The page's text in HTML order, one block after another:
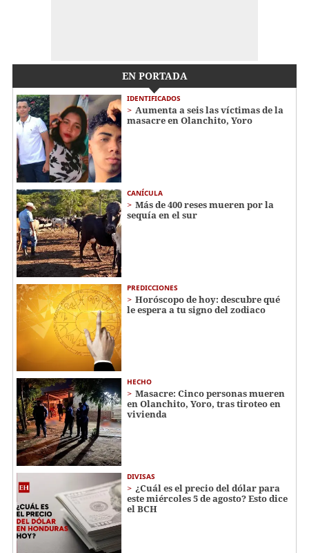
EN PORTADA
IDENTIFICADOS
Aumenta a seis las víctimas de la
masacre en Olanchito, Yoro
CANÍCULA
Más de 400 reses mueren por la
sequía en el sur
PREDICCIONES
Horóscopo de hoy: descubre qué
le espera a tu signo del zodiaco
HECHO
Masacre: Cinco personas mueren
en Olanchito, Yoro, tras tiroteo en
vivienda
DIVISAS
¿Cuál es el precio del dólar para
este miércoles 5 de agosto? Esto dice
el BCH